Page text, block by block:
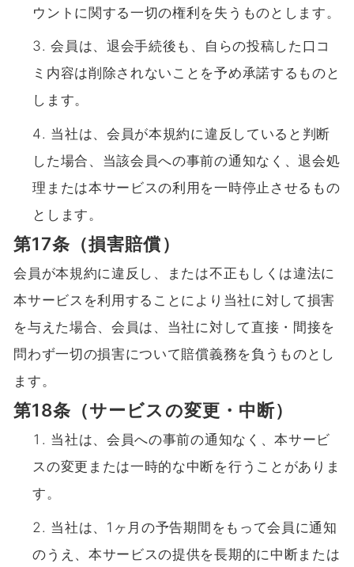
ウントに関する一切の権利を失うものとします。
会員は、退会手続後も、自らの投稿した口コ
ミ内容は削除されないことを予め承諾するものと
します。
当社は、会員が本規約に違反していると判断
した場合、当該会員への事前の通知なく、退会処
理または本サービスの利用を一時停止させるもの
とします。
第17条（損害賠償）
会員が本規約に違反し、または不正もしくは違法に
本サービスを利用することにより当社に対して損害
を与えた場合、会員は、当社に対して直接・間接を
問わず一切の損害について賠償義務を負うものとし
ます。
第18条（サービスの変更・中断）
当社は、会員への事前の通知なく、本サービ
スの変更または一時的な中断を行うことがありま
す。
当社は、1ヶ月の予告期間をもって会員に通知
のうえ、本サービスの提供を長期的に中断または